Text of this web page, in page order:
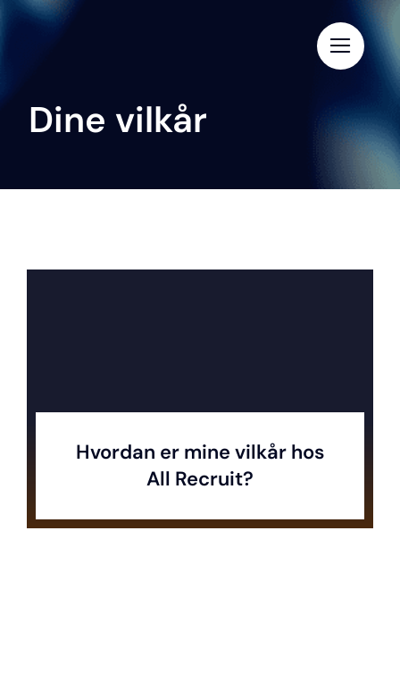
Skip
Dine vilkår
Hvordan er mine vilkår hos
All Recruit?